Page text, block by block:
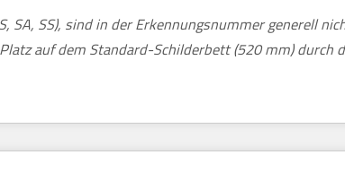
SA, SS), sind in der Erkennungsnummer generell
auf dem Standard-Schilderbett (520 mm) durch